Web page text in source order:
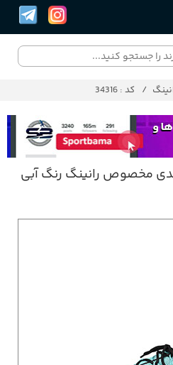
کد : 34316
مخصوص رانینگ رنگ آبی